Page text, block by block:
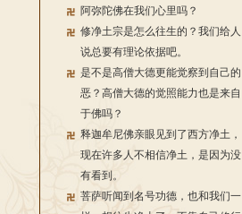
阿弥陀佛在我们心里吗？
修净土宗是怎么往生的？我们给人
说总要有理论依据吧。
是不是高僧大德更能觉察到自己的
恶？高僧大德的觉照能力也是来自
于佛吗？
释迦牟尼佛亲眼见到了西方净土，
现在许多人不相信净土，是因为没
有看到。
菩萨听闻到名号功德，也和我们一